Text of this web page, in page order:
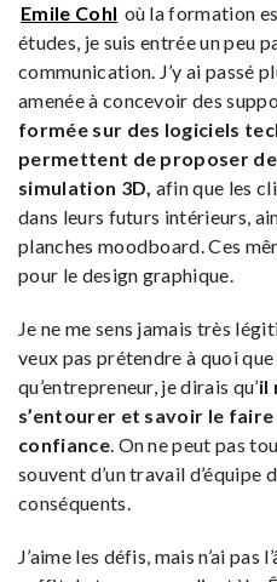
Emile Cohl où la formation
études, je suis entrée un peu
communication. J’y ai passé
amenée à concevoir des
formée sur des logiciels
permettent de proposer
simulation 3D, afin que les
dans leurs futurs intérieurs,
planches moodboard. Ces
pour le design graphique.
Je ne me sens jamais très
veux pas prétendre à quoi
qu’entrepreneur, je dirais qu’il
s’entourer et savoir le
confiance. On ne peut pas
souvent d’un travail d’équipe
conséquents.
J’aime les défis, mais n’ai pas